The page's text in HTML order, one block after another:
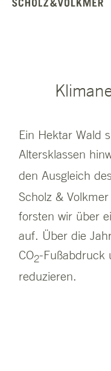
Ein Hektar Wald
Altersklassen
den Ausgleich
Scholz &
forsten wir über
auf. Über die
CO2-Fußabdruck
reduzieren.